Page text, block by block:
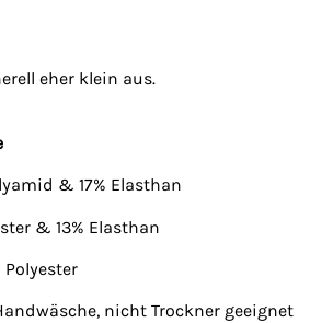
eher klein aus.
& 17% Elasthan
& 13% Elasthan
Polyester
nicht Trockner geeignet